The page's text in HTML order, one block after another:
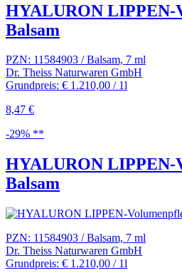
HYALURON LIPPEN-
Balsam
PZN: 11584903 / Balsam, 7 ml
Dr. Theiss Naturwaren GmbH
Grundpreis: € 1.210,00 / 1l
8,47 €
-29% **
HYALURON LIPPEN-
Balsam
PZN: 11584903 / Balsam, 7 ml
Dr. Theiss Naturwaren GmbH
Grundpreis: € 1.210,00 / 1l